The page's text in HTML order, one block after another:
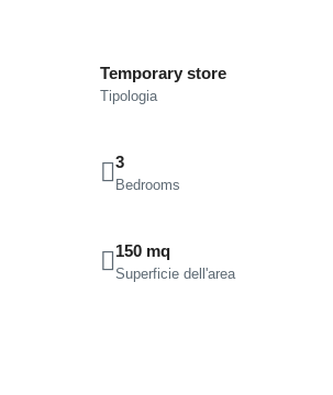
Temporary store
Tipologia
3
Bedrooms
150 mq
Superficie dell'area